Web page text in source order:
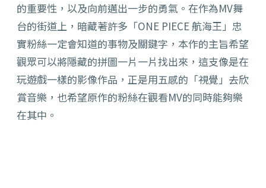
的重要性，以及向前邁出一步的勇氣。在作為MV舞
台的街道上，暗藏著許多「ONE PIECE 航海王」忠
實粉絲一定會知道的事物及關鍵字，本作的主旨希望
觀眾可以將隱藏的拼圖一片一片找出來，這支像是在
玩遊戲一樣的影像作品，正是用五感的「視覺」去欣
賞音樂，也希望原作的粉絲在觀看MV的同時能夠樂
在其中。